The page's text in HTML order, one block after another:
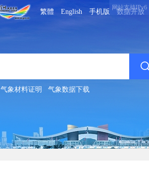
网站支持IPv6
繁體 English 手机版 数据开放
气象材料证明 气象数据下载